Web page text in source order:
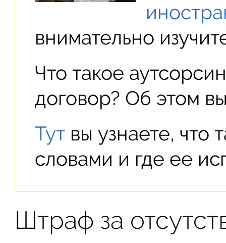
внимательно
Что такое
договор? Об этом
Тут вы узнаете, что
словами и где ее
Штраф за